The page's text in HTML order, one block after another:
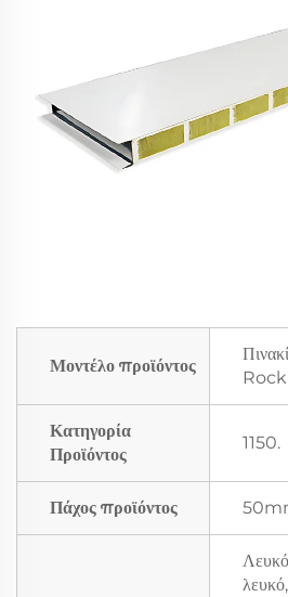
Μοντέλο προϊόντος
Κατηγορία
Προϊόντος
1150.
Πάχος προϊόντος